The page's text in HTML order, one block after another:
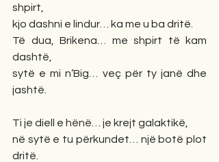
shpirt,
kjo dashni e lindur… ka me u ba dritë.
Të dua, Brikena… me shpirt të kam
dashtë,
sytë e mi n’Big… veç për ty janë dhe
jashtë.
Ti je diell e hënë… je krejt galaktikë,
në sytë e tu përkundet… një botë plot
dritë.